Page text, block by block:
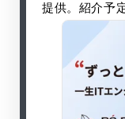
提供。紹介予